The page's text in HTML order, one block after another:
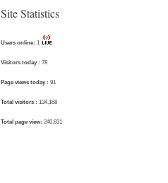
Site Statistics
Users online: 1
Visitors today : 78
Page views today : 91
Total visitors : 134,168
Total page view: 240,831